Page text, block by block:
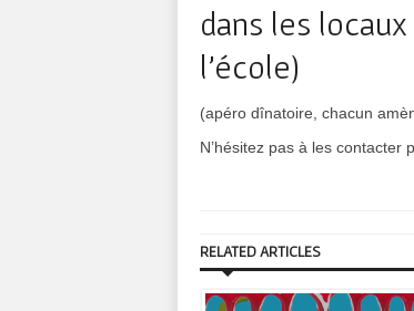
dans les
l’école)
(apéro dînatoire, chacun
N’hésitez pas à les contacter
RELATED ARTICLES